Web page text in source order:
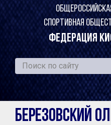
СПОРТИВНАЯ
ФЕДЕРАЦИЯ
БЕРЕЗОВСКИЙ